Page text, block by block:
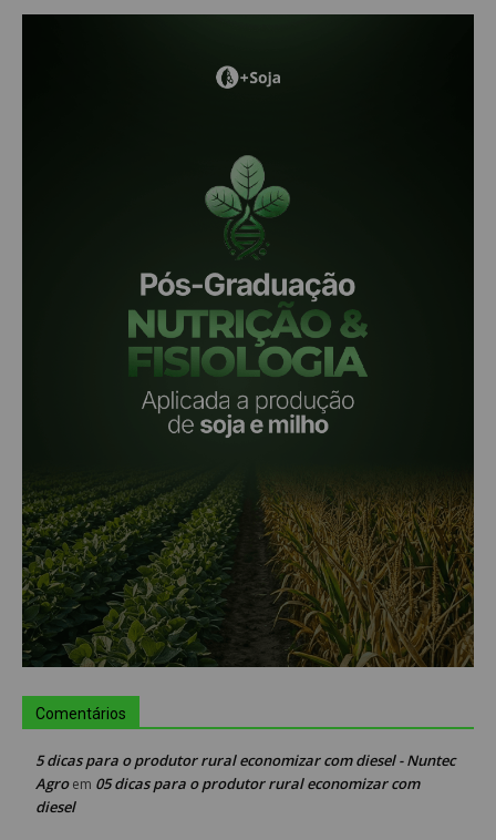
Comentários
5 dicas para o produtor rural economizar com diesel - Nuntec
Agroem 05 dicas para o produtor rural economizar com
diesel